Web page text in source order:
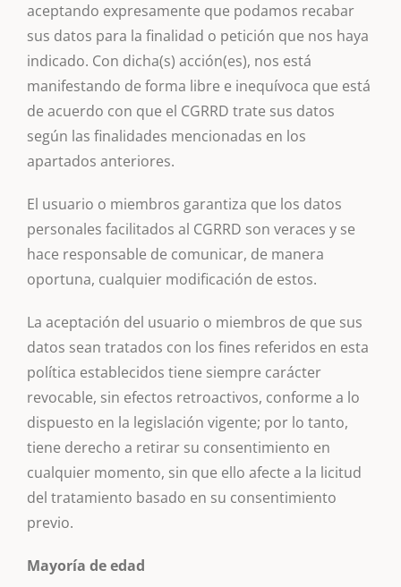
aceptando expresamente que podamos recabar
sus datos para la finalidad o petición que nos haya
indicado. Con dicha(s) acción(es), nos está
manifestando de forma libre e inequívoca que está
de acuerdo con que el CGRRD trate sus datos
según las finalidades mencionadas en los
apartados anteriores.
El usuario o miembros garantiza que los datos
personales facilitados al CGRRD son veraces y se
hace responsable de comunicar, de manera
oportuna, cualquier modificación de estos.
La aceptación del usuario o miembros de que sus
datos sean tratados con los fines referidos en esta
política establecidos tiene siempre carácter
revocable, sin efectos retroactivos, conforme a lo
dispuesto en la legislación vigente; por lo tanto,
tiene derecho a retirar su consentimiento en
cualquier momento, sin que ello afecte a la licitud
del tratamiento basado en su consentimiento
previo.
Mayoría de edad